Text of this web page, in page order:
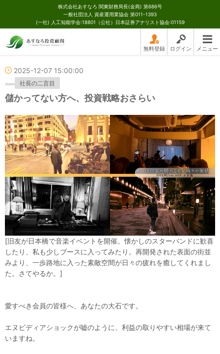
株式会社あすなろ 関東財務局長(金商) 第686号
一般社団法人 資産運用業協会 第011-1393
(一社) 人工知能学会:18801（公社）日本証券アナリスト協会:01159
無料登録 ログイン メニュー
2025-12-07 15:00:00
社長の二言目
儲かってない方へ、投資戦略おさらい
[旧友が日本橋で音楽イベントを開催。懐かしのスターバンドに歓喜
したり、私も少しブースに入ってみたり。再開発された表面の街並
みより、一歩路地に入った素敵空間が日々の疲れを癒してくれまし
た。さてやるか。]
愛すべき会員の皆様へ、あなたの大石です。
エヌビディアショックが嘘のように、利益の取りやすい相場が来て
いますね。